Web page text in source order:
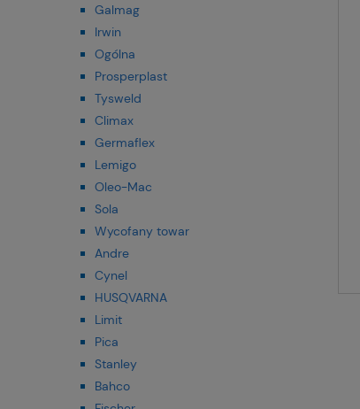
Galmag
Irwin
Ogólna
Prosperplast
Tysweld
Climax
Germaflex
Lemigo
Oleo-Mac
Sola
Wycofany towar
Andre
Cynel
HUSQVARNA
Limit
Pica
Stanley
Bahco